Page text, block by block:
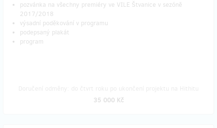
pozvánka na všechny premiéry ve VILE Štvanice v sezóně
2017/2018
výsadní poděkování v programu
podepsaný plakát
program
35 000 Kč